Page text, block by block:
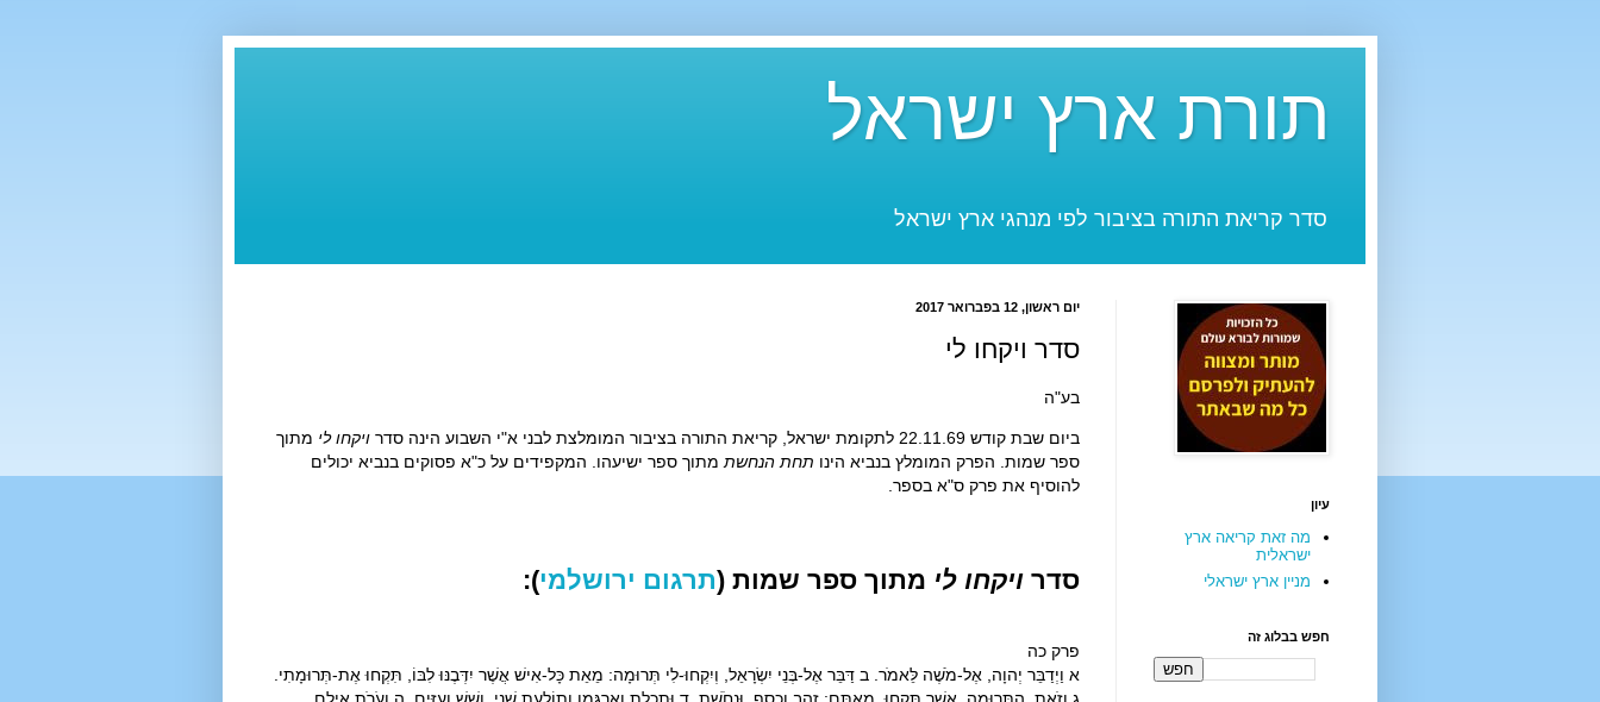
תורת ארץ ישראל
סדר קריאת התורה בציבור לפי מנהגי ארץ ישראל
יום ראשון, 12 בפברואר 2017
סדר ויקחו לי
בע"ה
ביום שבת קודש 22.11.69 לתקומת ישראל, קריאת התורה בציבור המומלצת לבני א"י השבוע הינה סדר ויקחו לי מתוך
ספר שמות. הפרק המומלץ בנביא הינו תחת הנחשתמתוך ספר ישיעהו. המקפידים על כ"א פסוקים בנביא יכולים
להוסיף את פרק ס"א בספר.
סדר ויקחו לי מתוך ספר שמות (תרגום ירושלמי):
פרק כה
א וַיְדַבֵּר יְהוָה, אֶל-מֹשֶׁה לֵּאמֹר. ב דַּבֵּר אֶל-בְּנֵי יִשְׂרָאֵל, וְיִקְחוּ-לִי תְּרוּמָה: מֵאֵת כָּל-אִישׁ אֲשֶׁר יִדְּבֶנּוּ לִבּוֹ, תִּקְחוּ אֶת-תְּרוּמָתִי.
עיון
מה זאת קריאה ארץ
ישראלית
מניין ארץ ישראלי
חפש בבלוג זה